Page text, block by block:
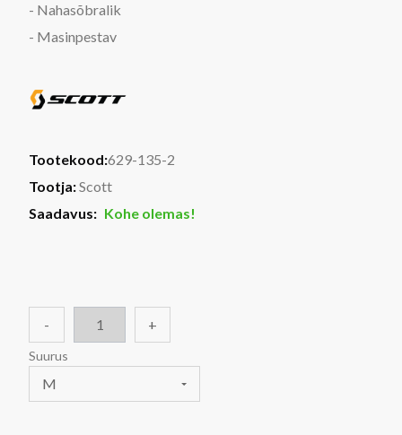
- Nahasõbralik
- Masinpestav
Tootekood:629-135-2
Tootja:Scott
Saadavus: Kohe olemas!
- +
Suurus
M